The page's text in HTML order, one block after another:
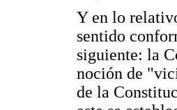
Y en lo
sentido
siguiente: la
noción de
de la